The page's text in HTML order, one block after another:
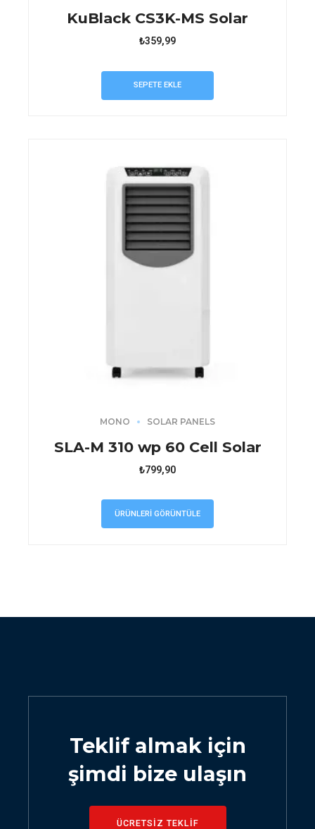
KuBlack CS3K-MS Solar
₺359,99
SEPETE EKLE
MONO SOLAR PANELS
SLA-M 310 wp 60 Cell Solar
₺799,90
ÜRÜNLERI GÖRÜNTÜLE
Teklif almak için
şimdi bize ulaşın
ÜCRETSİZ TEKLİF